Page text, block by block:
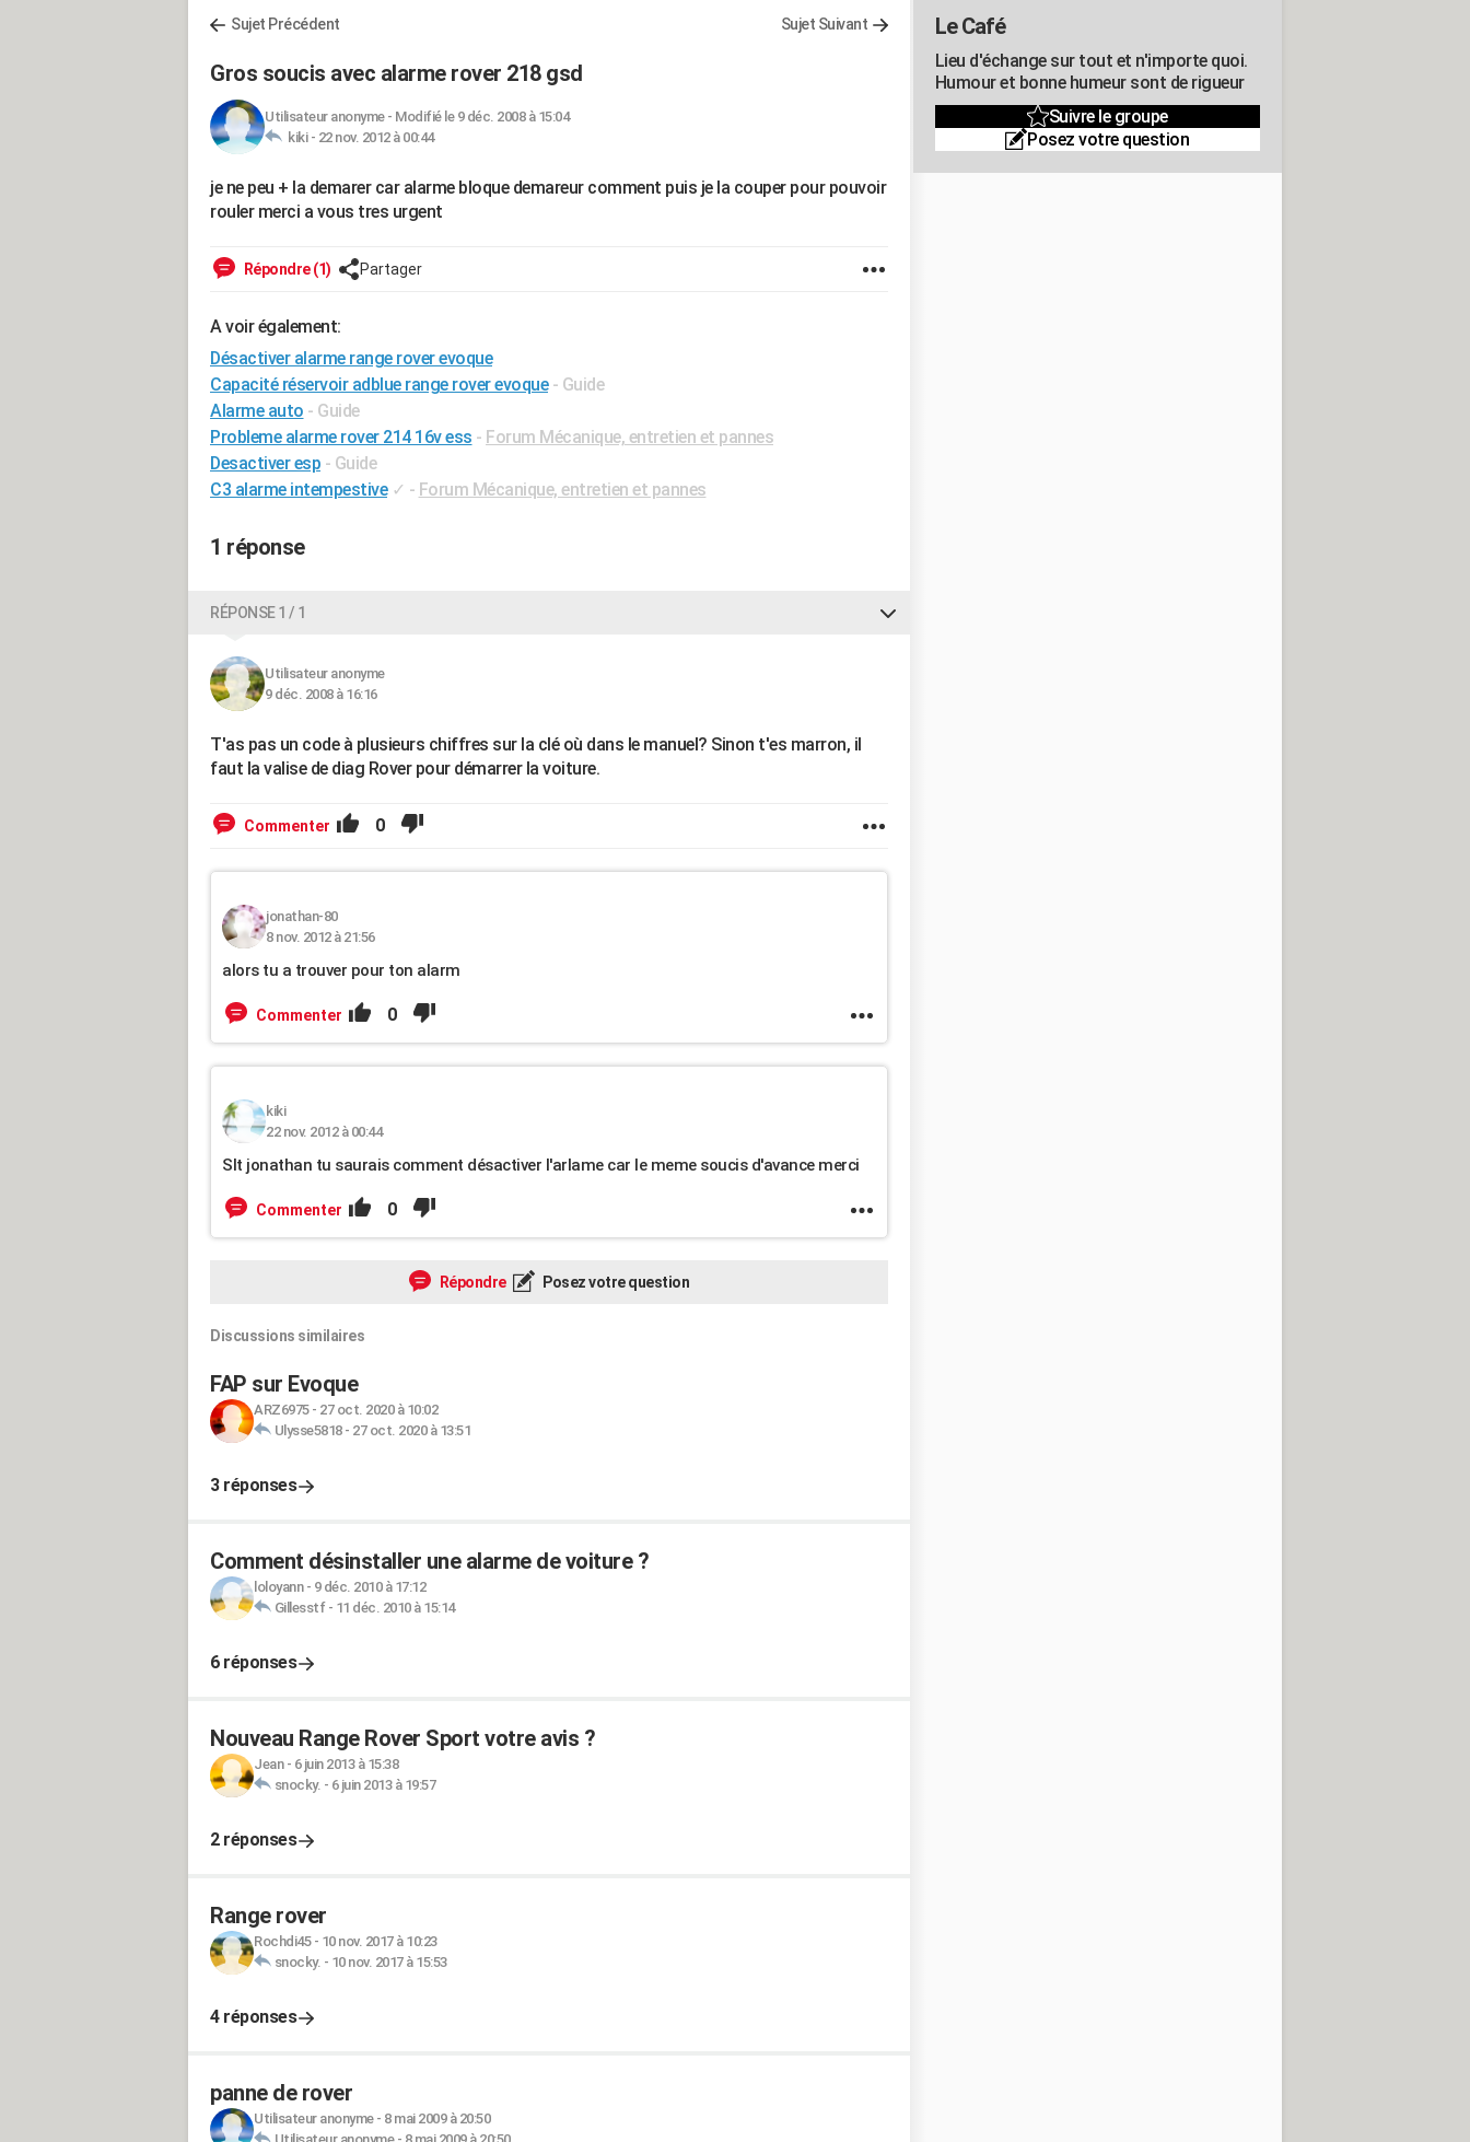
Sujet Précédent Sujet Suivant
Gros soucis avec alarme rover 218 gsd
Utilisateur anonyme- Modifié le 9 déc. 2008 à 15:04
kiki - 22 nov. 2012 à 00:44
je ne peu + la demarer car alarme bloque demareur comment puis je la couper pour pouvoir
rouler merci a vous tres urgent
Répondre (1) Partager
A voir également:
Désactiver alarme range rover evoque
Capacité réservoir adblue range rover evoque - Guide
Alarme auto - Guide
Probleme alarme rover 214 16v ess - Forum Mécanique, entretien et pannes
Desactiver esp - Guide
C3 alarme intempestive ✓ - Forum Mécanique, entretien et pannes
1 réponse
RÉPONSE 1 / 1
Utilisateur anonyme
9 déc. 2008 à 16:16
T'as pas un code à plusieurs chiffres sur la clé où dans le manuel? Sinon t'es marron, il
faut la valise de diag Rover pour démarrer la voiture.
Commenter 0
jonathan-80
8 nov. 2012 à 21:56
alors tu a trouver pour ton alarm
Commenter 0
kiki
22 nov. 2012 à 00:44
Slt jonathan tu saurais comment désactiver l'arlame car le meme soucis d'avance merci
Commenter 0
Répondre Posez votre question
Discussions similaires
FAP sur Evoque
ARZ6975- 27 oct. 2020 à 10:02
Ulysse5818- 27 oct. 2020 à 13:51
3 réponses
Comment désinstaller une alarme de voiture ?
loloyann- 9 déc. 2010 à 17:12
Gillesstf- 11 déc. 2010 à 15:14
6 réponses
Nouveau Range Rover Sport votre avis ?
Jean- 6 juin 2013 à 15:38
snocky. - 6 juin 2013 à 19:57
2 réponses
Range rover
Rochdi45- 10 nov. 2017 à 10:23
snocky. - 10 nov. 2017 à 15:53
4 réponses
panne de rover
Utilisateur anonyme- 8 mai 2009 à 20:50
Le Café
Lieu d'échange sur tout et n'importe quoi.
Humour et bonne humeur sont de rigueur
Suivre le groupe
Posez votre question